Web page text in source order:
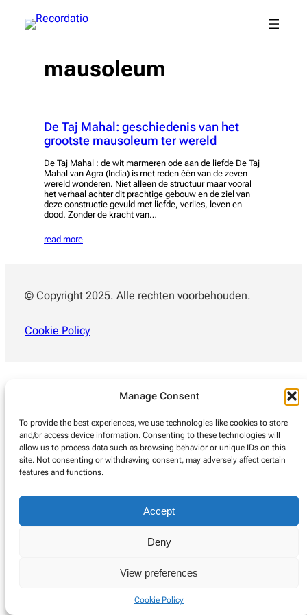
Manage Consent
To provide the best experiences, we use technologies like cookies to store
and/or access device information. Consenting to these technologies will
allow us to process data such as browsing behavior or unique IDs on this
site. Not consenting or withdrawing consent, may adversely affect certain
features and functions.
Accept
Deny
View preferences
Cookie Policy
naar
mausoleum
De Taj Mahal: geschiedenis van het
grootste mausoleum ter wereld
De Taj Mahal : de wit marmeren ode aan de liefde De Taj
Mahal van Agra (India) is met reden één van de zeven
wereld wonderen. Niet alleen de structuur maar vooral
het verhaal achter dit prachtige gebouw en de ziel van
deze constructie gevuld met liefde, verlies, leven en
dood. Zonder de kracht van…
read more
© Copyright 2025. Alle rechten voorbehouden.
Cookie Policy